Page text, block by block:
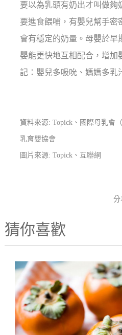
要以為乳頭有奶出才叫做夠
要進食餵哺，有嬰兒幫手密
會有穩定的奶量。母嬰於早
嬰能更快地互相配合，增加
記：嬰兒多吸吮、媽媽多乳
資料來源: Topick、國際母乳會
乳育嬰協會
圖片來源: Topick、互聯網
分
猜你喜歡